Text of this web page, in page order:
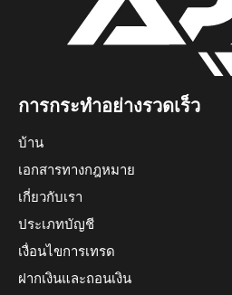
การกระทำอย่างรวดเร็ว
บ้าน
เอกสารทางกฎหมาย
เกี่ยวกับเรา
ประเภทบัญชี
เงื่อนไขการเทรด
ฝากเงินและถอนเงิน